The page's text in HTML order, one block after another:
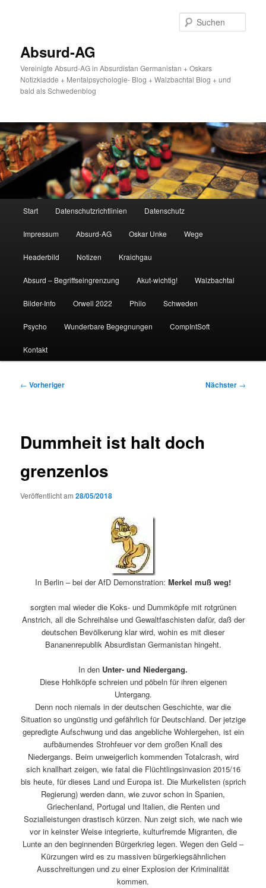
Absurd-AG
Vereinigte Absurd-AG in Absurdistan Germanistan + Oskars
Notizkladde + Mentalpsychologie- Blog + Walzbachtal Blog + und
bald als Schwedenblog
Start Datenschutzrichtlinien Datenschutz
Impressum Absurd-AG Oskar Unke Wege
Headerbild Notizen Kraichgau
Absurd – Begriffseingrenzung Akut-wichtig! Walzbachtal
Bilder-Info Orwell 2022 Philo Schweden
Psycho Wunderbare Begegnungen CompIntSoft
Kontakt
Beitragsnavigation
← Vorheriger Nächster →
Dummheit ist halt doch
grenzenlos
Veröffentlicht am28/05/2018
In Berlin – bei der AfD Demonstration: Merkel muß weg!
sorgten mal wieder die Koks- und Dummköpfe mit rotgrünen
Anstrich, all die Schreihälse und Gewaltfaschisten dafür, daß der
deutschen Bevölkerung klar wird, wohin es mit dieser
Bananenrepublik Absurdistan Germanistan hingeht.
In den Unter- und Niedergang.
Diese Hohlköpfe schreien und pöbeln für ihren eigenen
Untergang.
Denn noch niemals in der deutschen Geschichte, war die
Situation so ungünstig und gefährlich für Deutschland. Der jetzige
gepredigte Aufschwung und das angebliche Wohlergehen, ist ein
aufbäumendes Strohfeuer vor dem großen Knall des
Niedergangs. Beim unweigerlich kommenden Totalcrash, wird
sich knallhart zeigen, wie fatal die Flüchtlingsinvasion 2015/16
bis heute, für dieses Land und Europa ist. Die Murkelisten (sprich
Regierung) werden dann, wie zuvor schon in Spanien,
Griechenland, Portugal und Italien, die Renten und
Sozialleistungen drastisch kürzen. Nun zeigt sich, wie nach wie
vor in keinster Weise integrierte, kulturfremde Migranten, die
Lunte an den beginnenden Bürgerkrieg legen. Wegen den Geld –
Kürzungen wird es zu massiven bürgerkiegsähnlichen
Ausschreitungen und zu einer Explosion der Kriminalität
kommen.